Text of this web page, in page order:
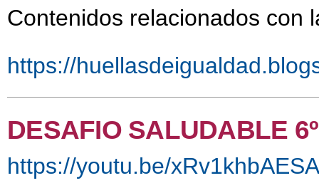
Contenidos relacionados con
https://
DESAFIO SALUDABLE
https://youtu.be/xRv1khbAESA